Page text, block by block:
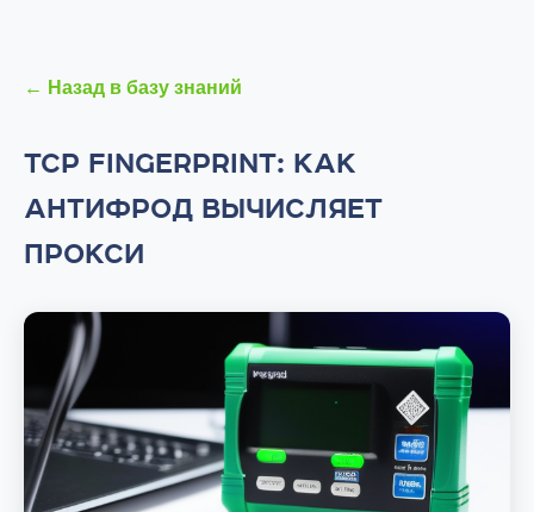
← Назад в базу знаний
TCP FINGERPRINT: КАК
АНТИФРОД ВЫЧИСЛЯЕТ
ПРОКСИ